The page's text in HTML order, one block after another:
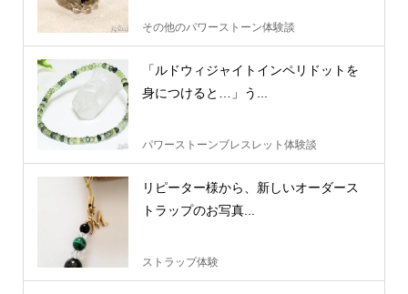
その他のパワーストーン体験談
「ルドウィジャイトインペリドットを
身につけると…」う...
パワーストーンブレスレット体験談
リピーター様から、新しいオーダース
トラップのお写真...
ストラップ体験